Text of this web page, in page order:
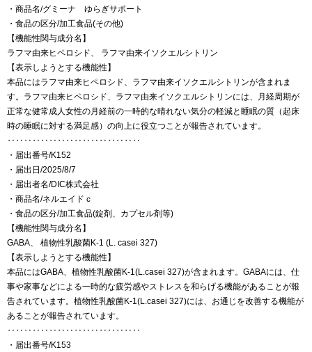
・商品名/グミーナ ゆらぎサポート
・食品の区分/加工食品(その他)
【機能性関与成分名】
ラフマ由来ヒペロシド、 ラフマ由来イソクエルシトリン
【表示しようとする機能性】
本品にはラフマ由来ヒペロシド、ラフマ由来イソクエルシトリンが含まれま
す。ラフマ由来ヒペロシド、ラフマ由来イソクエルシトリンには、月経周期が
正常な健常成人女性の月経前の一時的な晴れない気分の軽減と睡眠の質（起床
時の睡眠に対する満足感）の向上に役立つことが報告されています。
‥‥‥‥‥‥‥‥‥‥‥‥‥‥‥‥
・届出番号/K152
・届出日/2025/8/7
・届出者名/DIC株式会社
・商品名/ネルエイドｃ
・食品の区分/加工食品(錠剤、カプセル剤等)
【機能性関与成分名】
GABA、 植物性乳酸菌K-1 (L. casei 327)
【表示しようとする機能性】
本品にはGABA、植物性乳酸菌K-1(L.casei 327)が含まれます。GABAには、仕
事や家事などによる一時的な疲労感やストレスを和らげる機能があることが報
告されています。植物性乳酸菌K-1(L.casei 327)には、お通じを改善する機能が
あることが報告されています。
‥‥‥‥‥‥‥‥‥‥‥‥‥‥‥‥
・届出番号/K153